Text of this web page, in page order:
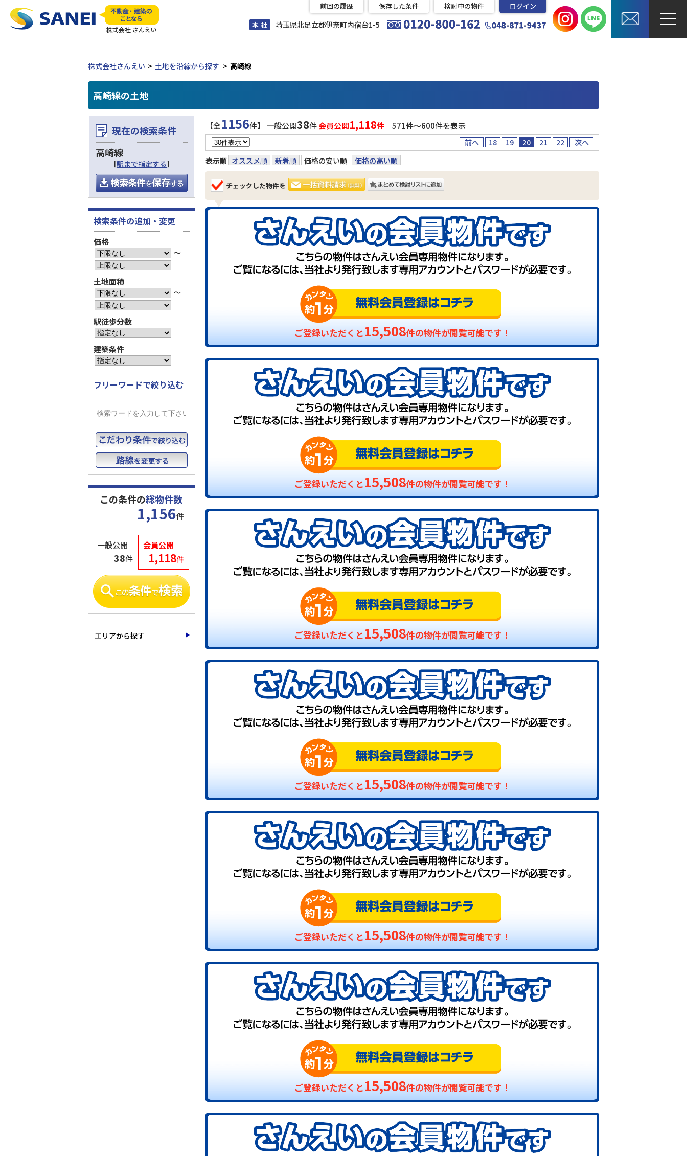
本 社 埼玉県北足立郡伊奈町内宿台1-5
前回の履歴 保存した条件 検討中の物件 ログイン
株式会社さんえい 土地を沿線から探す 高崎線
高崎線の土地
【全1156件】 一般公開38件会員公開1,118件 571件〜600件を表示
前へ 18 19 20 21 22
次へ
表示順 オススメ順 新着順 価格の安い順 価格の高い順
チェックした物件を
ご登録いただくと15,508件の物件が閲覧可能です！
ご登録いただくと15,508件の物件が閲覧可能です！
ご登録いただくと15,508件の物件が閲覧可能です！
ご登録いただくと15,508件の物件が閲覧可能です！
ご登録いただくと15,508件の物件が閲覧可能です！
ご登録いただくと15,508件の物件が閲覧可能です！
現在の検索条件
高崎線
［駅まで指定する］
検索条件の追加・変更
価格
〜
土地面積
〜
駅徒歩分数
建築条件
フリーワードで絞り込む
この条件の総物件数
1,156件
会員公開
1,118件
一般公開
38件
エリアから探す